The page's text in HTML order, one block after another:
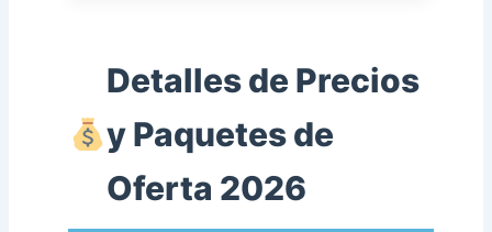
Detalles de Precios
y Paquetes de
Oferta 2026